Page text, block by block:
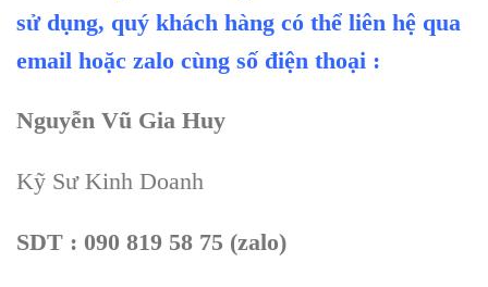
sử dụng, quý khách hàng có thể liên hệ qua
email hoặc zalo cùng số điện thoại :
Nguyễn Vũ Gia Huy
Kỹ Sư Kinh Doanh
SDT : 090 819 58 75 (zalo)